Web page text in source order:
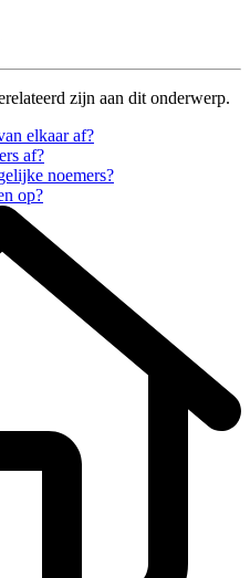
zijn aan dit onderwerp.
elkaar af?
af?
noemers?
op?